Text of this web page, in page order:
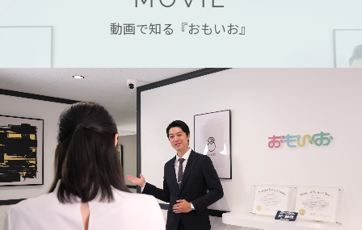
動画で知る『おもいお』